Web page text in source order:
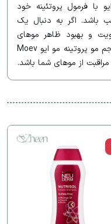
با فرمول پروتئینه خود
باشد. اگر به دنبال یک
و بهبود ظاهر موهای
ضعیف هستید، شامپو افزایش رشد و حجم مو پروتینه مو ایو Moev
از موهای شما باشد.